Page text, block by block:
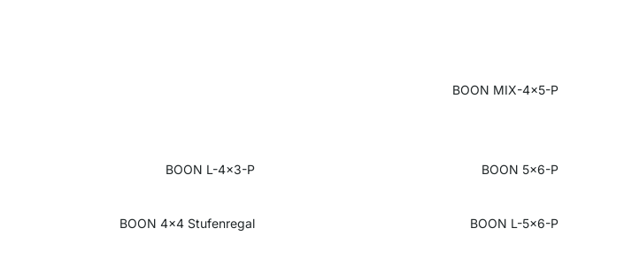
BOON MIX-4x5-P
BOON L-4x3-P
BOON 5x6-P
BOON 4x4 Stufenregal BOON L-5x6-P